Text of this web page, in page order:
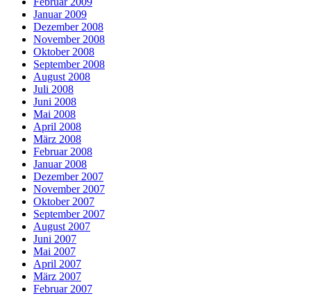
Januar 2009
Dezember 2008
November 2008
Oktober 2008
September 2008
August 2008
Juli 2008
Juni 2008
Mai 2008
April 2008
März 2008
Februar 2008
Januar 2008
Dezember 2007
November 2007
Oktober 2007
September 2007
August 2007
Juni 2007
Mai 2007
April 2007
März 2007
Februar 2007